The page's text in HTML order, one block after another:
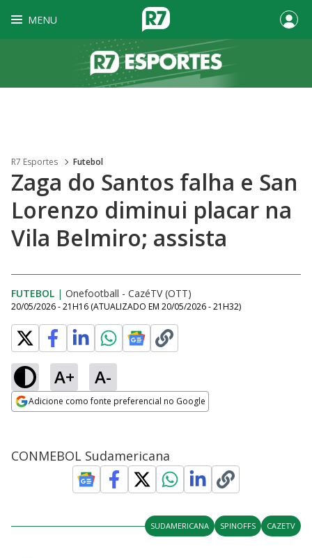
MENU
R7 Esportes Futebol
Zaga do Santos falha e San
Lorenzo diminui placar na
Vila Belmiro; assista
FUTEBOL | Onefootball - CazéTV (OTT)
20/05/2026 - 21H16 (ATUALIZADO EM 20/05/2026 - 21H32)
A+ A-
Adicione como fonte preferencial no Google
CONMEBOL Sudamericana
SUDAMERICANA SPINOFFS CAZETV